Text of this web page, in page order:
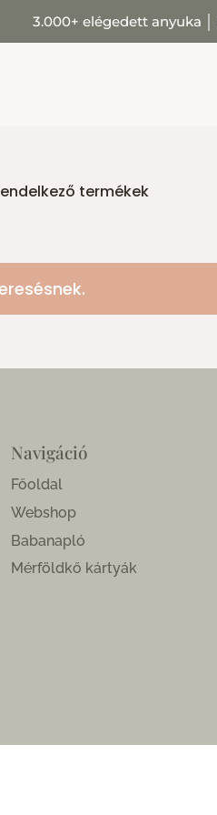
3.000+ elégedett anyuka
termékek
Navigáció
Főoldal
Webshop
Babanapló
Mérföldkő kártyák